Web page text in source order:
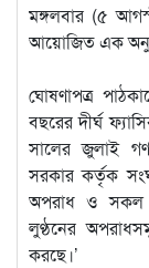
মঙ্গলবার (৫
আয়োজিত এক
ঘোষণাপত্র
বছরের দীর্ঘ
সালের জুলাই
সরকার কর্তৃক
অপরাধ ও সকল
লুণ্ঠনের
করছে।’